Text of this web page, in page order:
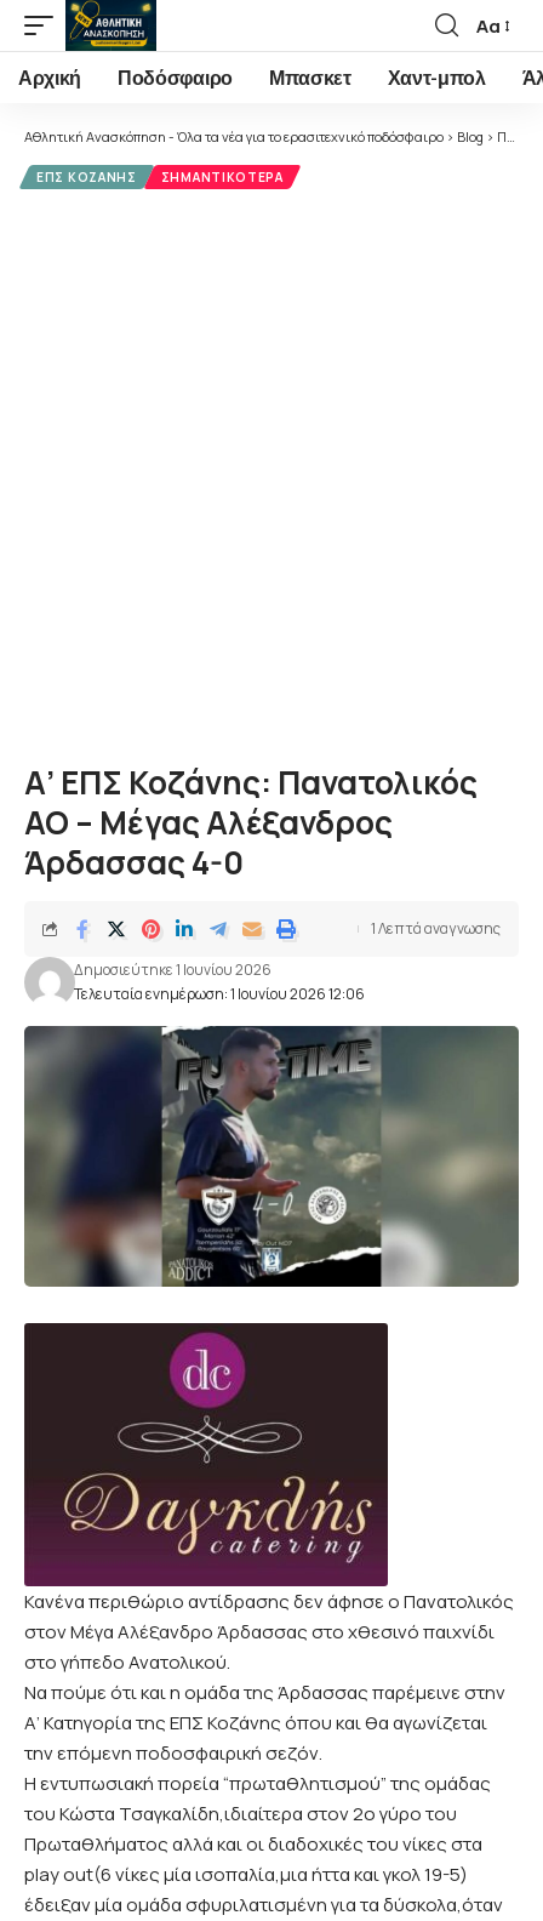
Font
Resizer
Αα
Αρχική Ποδόσφαιρο Μπασκετ Χαντ-μπολ
Αθλητική Ανασκόπηση - Όλα τα νέα για το ερασιτεχνικό ποδόσφαιρο > Blog > Ποδόσφαιρο
ΕΠΣ ΚΟΖΆΝΗΣ ΣΗΜΑΝΤΙΚΌΤΕΡΑ
Α’ ΕΠΣ Κοζάνης: Πανατολικός
ΑΟ – Μέγας Αλέξανδρος
Άρδασσας 4-0
Τελευταία ενημέρωση: 1 Ιουνίου 2026 12:06
Δημοσιεύτηκε 1 Ιουνίου 2026
1 Λεπτά αναγνωσης
Κανένα περιθώριο αντίδρασης δεν άφησε ο Πανατολικός
στον Μέγα Αλέξανδρο Άρδασσας στο χθεσινό παιχνίδι
στο γήπεδο Ανατολικού.
Να πούμε ότι και η ομάδα της Άρδασσας παρέμεινε στην
Α’ Κατηγορία της ΕΠΣ Κοζάνης όπου και θα αγωνίζεται
την επόμενη ποδοσφαιρική σεζόν.
Η εντυπωσιακή πορεία “πρωταθλητισμού” της ομάδας
του Κώστα Τσαγκαλίδη,ιδιαίτερα στον 2ο γύρο του
Πρωταθλήματος αλλά και οι διαδοχικές του νίκες στα
play out(6 νίκες μία ισοπαλία,μια ήττα και γκολ 19-5)
έδειξαν μία ομάδα σφυριλατισμένη για τα δύσκολα,όταν